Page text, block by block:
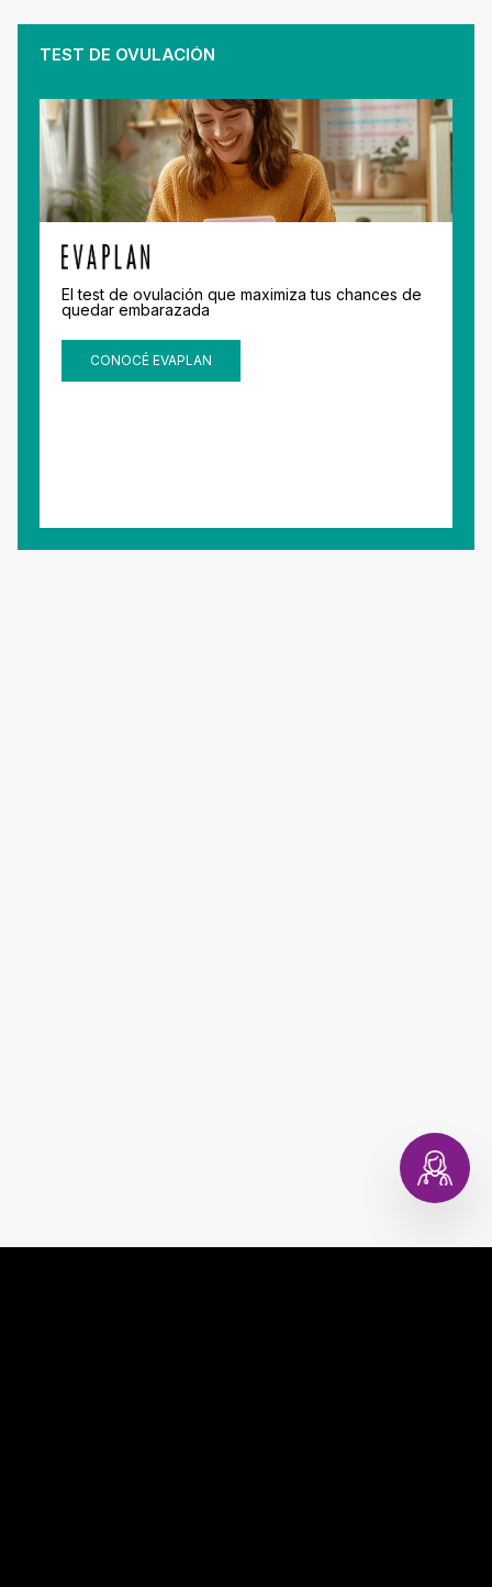
TEST DE OVULACIÓN
El test de ovulación que maximiza tus chances de
quedar embarazada
CONOCÉ EVAPLAN